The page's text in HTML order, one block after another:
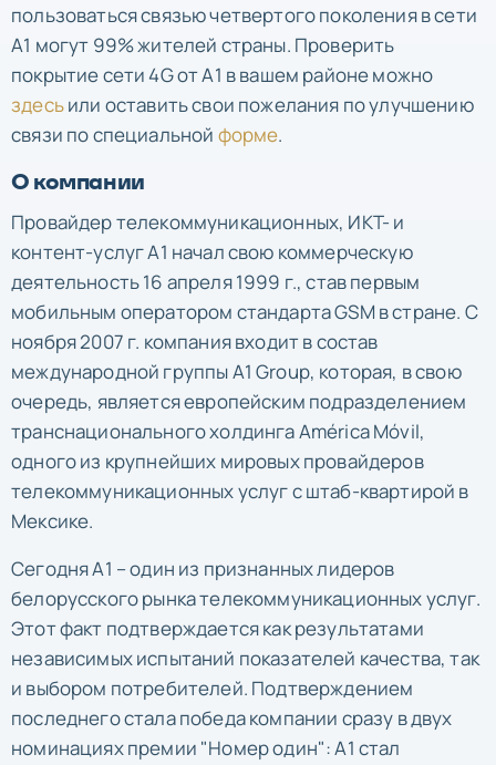
пользоваться связью четвертого поколения в сети
А1 могут 99% жителей страны. Проверить
покрытие сети 4G от А1 в вашем районе можно
здесьили оставить свои пожелания по улучшению
связи по специальной форме.
О компании
Провайдер телекоммуникационных, ИКТ- и
контент-услуг А1 начал свою коммерческую
деятельность 16 апреля 1999 г., став первым
мобильным оператором стандарта GSM в стране. С
ноября 2007 г. компания входит в состав
международной группы A1 Group, которая, в свою
очередь, является европейским подразделением
транснационального холдинга América Móvil,
одного из крупнейших мировых провайдеров
телекоммуникационных услуг с штаб-квартирой в
Мексике.
Сегодня А1 – один из признанных лидеров
белорусского рынка телекоммуникационных услуг.
Этот факт подтверждается как результатами
независимых испытаний показателей качества, так
и выбором потребителей. Подтверждением
последнего стала победа компании сразу в двух
номинациях премии "Номер один": А1 стал